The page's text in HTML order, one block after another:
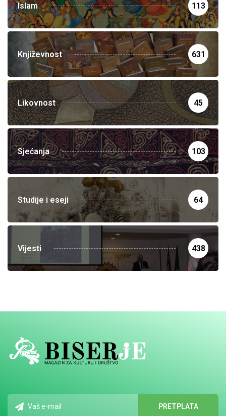
Islam 113
Književnost 631
Likovnost 45
Sjećanja 103
Studije i eseji 64
Vijesti 438